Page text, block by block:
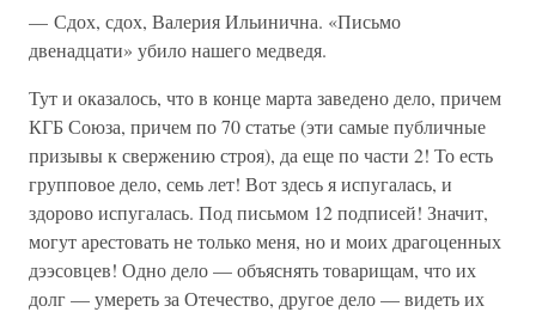
— Сдох, сдох, Валерия Ильинична. «Письмо
двенадцати» убило нашего медведя.
Тут и оказалось, что в конце марта заведено дело, причем
КГБ Союза, причем по 70 статье (эти самые публичные
призывы к свержению строя), да еще по части 2! То есть
групповое дело, семь лет! Вот здесь я испугалась, и
здорово испугалась. Под письмом 12 подписей! Значит,
могут арестовать не только меня, но и моих драгоценных
дээсовцев! Одно дело — объяснять товарищам, что их
долг — умереть за Отечество, другое дело — видеть их